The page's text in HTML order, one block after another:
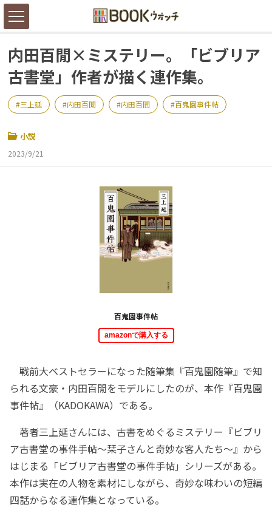
内田百閒×ミステリー。「ビブリア
古書堂」作者が描く連作集。
三上延 内田百閒 内田百間 百鬼園事件帖
小説
2023/9/21
百鬼園事件帖
amazonで購入する
戦前大ベストセラーになった随筆集『百鬼園随筆』で知
られる文豪・内田百閒をモデルにしたのが、本作『百鬼園
事件帖』（KADOKAWA）である。
著者三上延さんには、古書をめぐるミステリー『ビブリ
ア古書堂の事件手帖～栞子さんと奇妙な客人たち～』から
はじまる「ビブリア古書堂の事件手帖」シリーズがある。
本作は実在の人物を素材にしながら、奇妙な味わいの短編
四話からなる連作集となっている。